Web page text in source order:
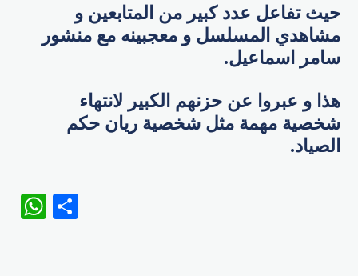
حيث تفاعل عدد كبير من المتابعين و
مشاهدي المسلسل و معجبينه مع منشور
سامر اسماعيل.
هذا و عبروا عن حزنهم الكبير لانتهاء
شخصية مهمة مثل شخصية ريان حكم
الصياد.
WhatsApp